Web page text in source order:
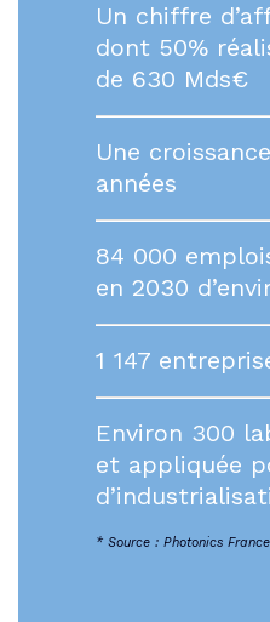
Un chiffre
dont 50%
de 630 Mds€
Une
années
84 000
en 2030
1 147
Environ 300
et appliquée
* Source : Photonics France